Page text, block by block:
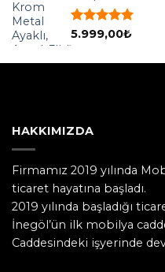
5 üzerinden
5.999,00₺
HAKKIMIZDA
Firmamız 2019 yılında
ticaret hayatına başladı.
2019 yılında başladığı
İnegöl’ün ilk mobilya
Caddesindeki işyerinde